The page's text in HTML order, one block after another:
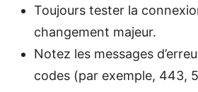
Toujours tester la
changement majeur.
Notez les messages
codes (par exemple, 443,